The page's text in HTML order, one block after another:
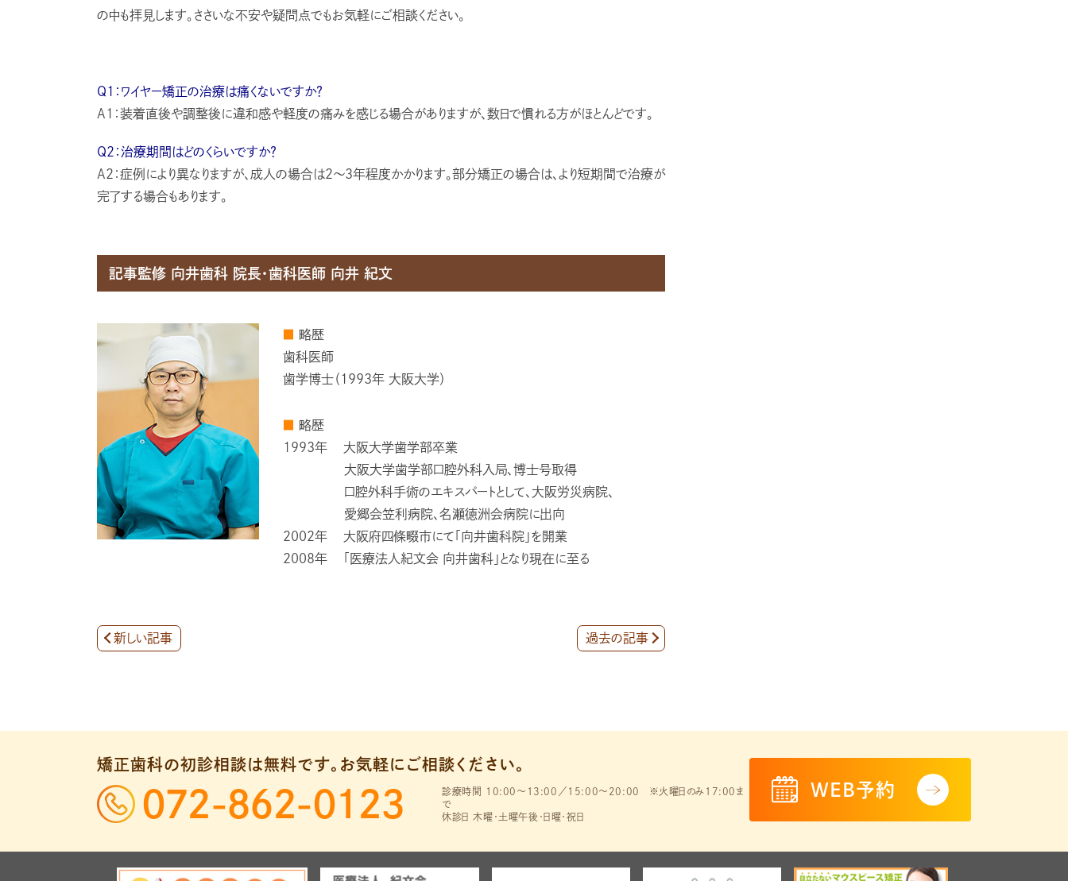
の中も拝見します。ささいな不安や疑問点でもお気軽にご相談ください。
Q1：ワイヤー矯正の治療は痛くないですか？
A1：装着直後や調整後に違和感や軽度の痛みを感じる場合がありますが、数日で慣れる方がほとんどです。
Q2：治療期間はどのくらいですか？
A2：症例により異なりますが、成人の場合は2〜3年程度かかります。部分矯正の場合は、より短期間で治療が
完了する場合もあります。
記事監修 向井⻭科 院⻑・⻭科医師 向井 紀文
略歴
歯科医師
歯学博士（1993年 大阪大学）
略歴
1993年
大阪大学歯学部卒業
大阪大学歯学部口腔外科入局、博士号取得
口腔外科手術のエキスパートとして、大阪労災病院、
愛郷会笠利病院、名瀬徳洲会病院に出向
2002年
大阪府四條畷市にて「向井歯科院」を開業
2008年
「医療法人紀文会 向井歯科」となり現在に至る
新しい記事 過去の記事
矯正歯科の初診相談は無料です。 お気軽にご相談ください。
072-862-0123 診療時間 10:00～13:00／15:00～20:00 ※火曜日のみ17:00ま
で
休診日 木曜・土曜午後・日曜・祝日
WEB予約